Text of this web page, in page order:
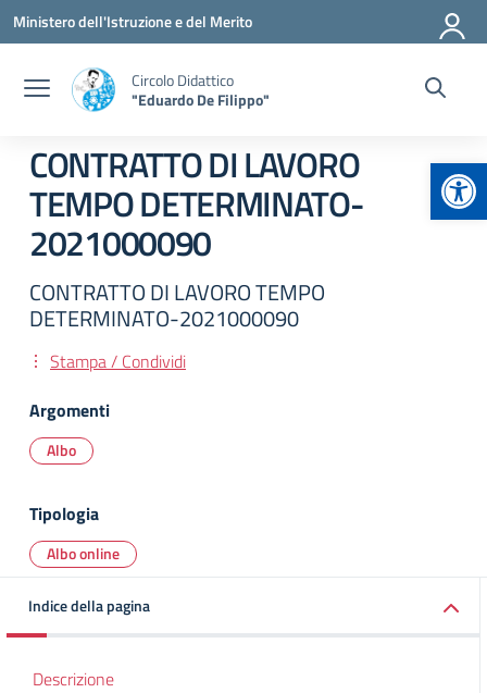
Vai ai contenuti
Vai al menu di navigazione
Vai al footer
Ministero dell'Istruzione e del Merito
Circolo Didattico
"Eduardo De Filippo"
CONTRATTO DI LAVORO
TEMPO DETERMINATO-
2021000090
CONTRATTO DI LAVORO TEMPO
DETERMINATO-2021000090
Stampa / Condividi
Argomenti
Albo
Tipologia
Albo online
Indice della pagina
Descrizione